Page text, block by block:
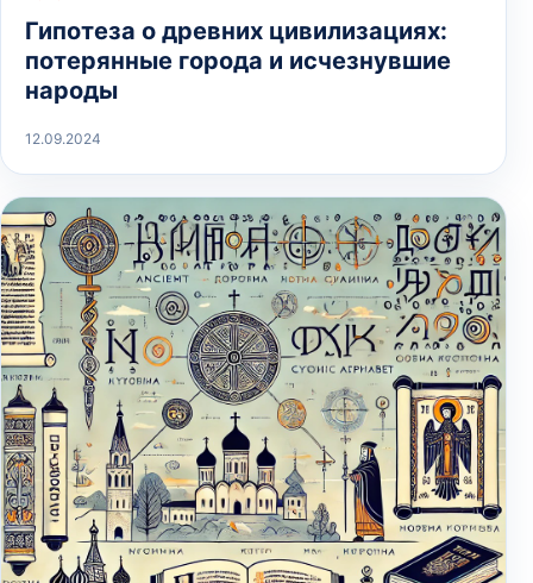
Гипотеза о древних цивилизациях:
потерянные города и исчезнувшие
народы
12.09.2024